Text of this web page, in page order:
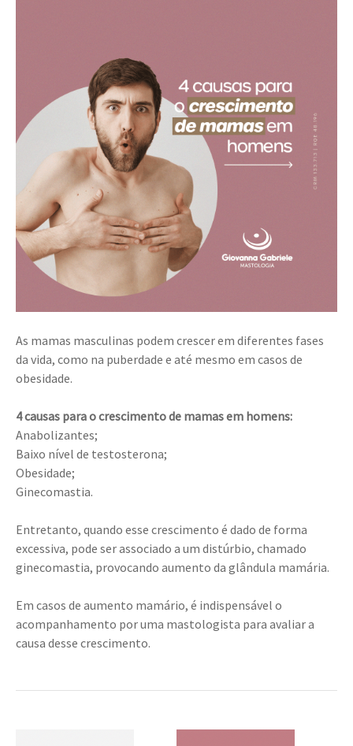
As mamas masculinas podem crescer em diferentes fases
da vida, como na puberdade e até mesmo em casos de
obesidade.
4 causas para o crescimento de mamas em homens:
Anabolizantes;
Baixo nível de testosterona;
Obesidade;
Ginecomastia.
Entretanto, quando esse crescimento é dado de forma
excessiva, pode ser associado a um distúrbio, chamado
ginecomastia, provocando aumento da glândula mamária.
Em casos de aumento mamário, é indispensável o
acompanhamento por uma mastologista para avaliar a
causa desse crescimento.